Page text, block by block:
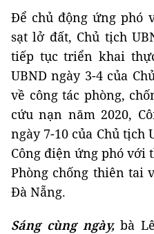
Để chủ động ứng phó
sạt lở đất, Chủ tịch
tiếp tục triển khai
UBND ngày 3-4 của
về công tác phòng,
cứu nạn năm 2020,
ngày 7-10 của Chủ tịch
Công điện ứng phó với
Phòng chống thiên tai
Đà Nẵng.
Sáng cùng ngày,bà